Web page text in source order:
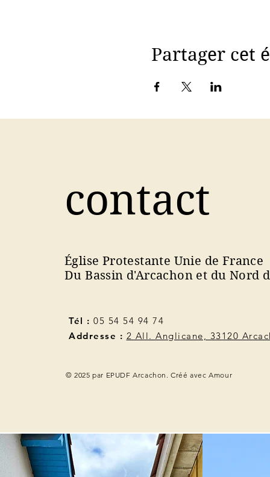
Partager cet
contact
Église Protestante Unie de France
Du Bassin d'Arcachon et du Nord
Tél : 05 54 54 94 74
Addresse : 2 All. Anglicane, 33120
© 2025 par EPUDF Arcachon. Créé avec Amour